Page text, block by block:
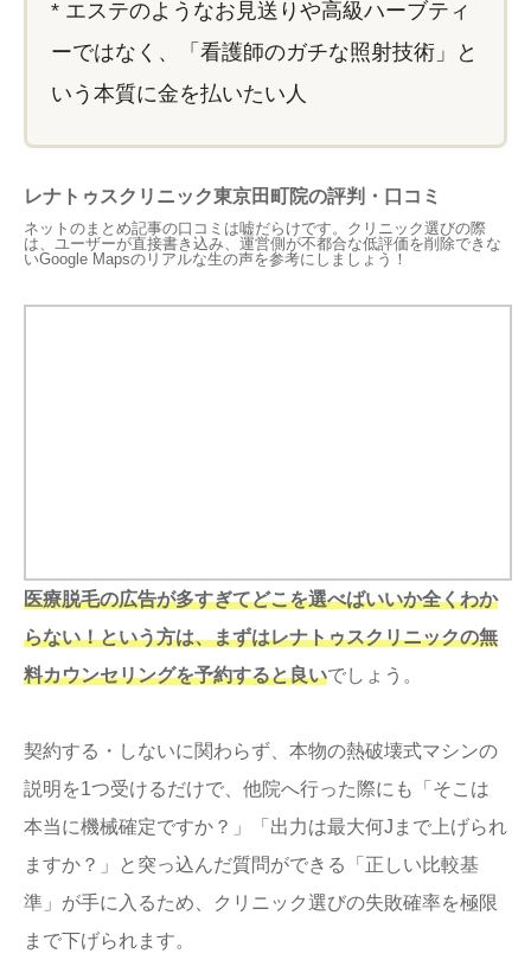
* エステのようなお見送りや高級ハーブティ
ーではなく、「看護師のガチな照射技術」と
いう本質に金を払いたい人
レナトゥスクリニック東京田町院の評判・口コミ
ネットのまとめ記事の口コミは嘘だらけです。クリニック選びの際
は、ユーザーが直接書き込み、運営側が不都合な低評価を削除できな
いGoogle Mapsのリアルな生の声を参考にしましょう！
医療脱毛の広告が多すぎてどこを選べばいいか全くわか
らない！という方は、まずはレナトゥスクリニックの無
料カウンセリングを予約すると良いでしょう。
契約する・しないに関わらず、本物の熱破壊式マシンの
説明を1つ受けるだけで、他院へ行った際にも「そこは
本当に機械確定ですか？」「出力は最大何Jまで上げられ
ますか？」と突っ込んだ質問ができる「正しい比較基
準」が手に入るため、クリニック選びの失敗確率を極限
まで下げられます。